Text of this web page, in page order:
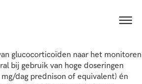
glucocorticoïden naar het monitoren
bij gebruik van hoge doseringen
dag prednison of equivalent) én